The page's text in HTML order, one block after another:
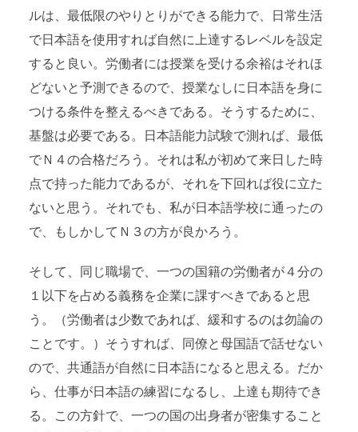
ルは、最低限のやりとりができる能力で、日常生活
で日本語を使用すれば自然に上達するレベルを設定
すると良い。労働者には授業を受ける余裕はそれほ
どないと予測できるので、授業なしに日本語を身に
つける条件を整えるべきである。そうするために、
基盤は必要である。日本語能力試験で測れば、最低
でＮ４の合格だろう。それは私が初めて来日した時
点で持った能力であるが、それを下回れば役に立た
ないと思う。それでも、私が日本語学校に通ったの
で、もしかしてＮ３の方が良かろう。
そして、同じ職場で、一つの国籍の労働者が４分の
１以下を占める義務を企業に課すべきであると思
う。（労働者は少数であれば、緩和するのは勿論の
ことです。）そうすれば、同僚と母国語で話せない
ので、共通語が自然に日本語になると思える。だか
ら、仕事が日本語の練習になるし、上達も期待でき
る。この方針で、一つの国の出身者が密集すること